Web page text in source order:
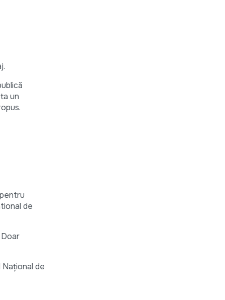
un
de
de